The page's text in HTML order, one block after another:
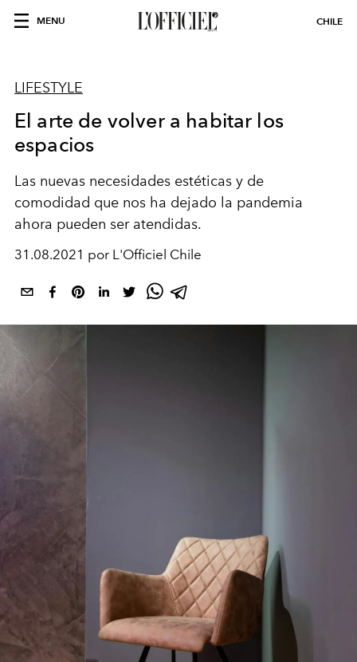
MENU CHILE
LIFESTYLE
El arte de volver a habitar los
espacios
Las nuevas necesidades estéticas y de
comodidad que nos ha dejado la pandemia
ahora pueden ser atendidas.
31.08.2021 por L'Officiel Chile